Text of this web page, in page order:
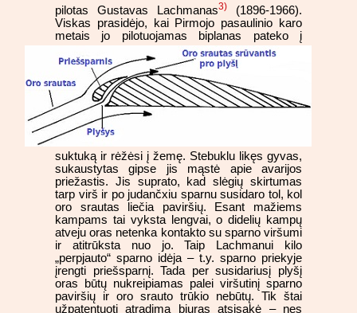
pilotas Gustavas Lachmanas3) (1896-1966).
Viskas prasidėjo, kai Pirmojo pasaulinio karo
metais jo pilotuojamas
biplanas pateko į
suktuką ir rėžėsi į žemę. Stebuklu likęs gyvas,
sukaustytas gipse jis mąstė apie avarijos
priežastis. Jis suprato, kad slėgių skirtumas
tarp virš ir po judančxiu sparnu susidaro tol, kol
oro srautas liečia paviršių. Esant mažiems
kampams tai vyksta lengvai, o didelių kampų
atveju oras netenka kontakto su sparno viršumi
ir atitrūksta nuo jo. Taip Lachmanui kilo
„perpjauto“ sparno idėja – t.y. sparno priekyje
įrengti priešsparnį. Tada per susidariusį plyšį
oras būtų nukreipiamas palei viršutinį sparno
paviršių ir oro srauto trūkio nebūtų. Tik štai
užpatentuoti atradimą biuras atsisakė – nes